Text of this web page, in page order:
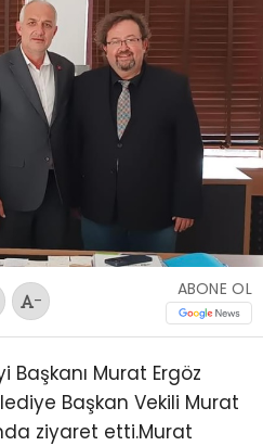
-
ABONE OL
Başkanı Murat Ergöz
Başkan Vekili Murat
ziyaret etti.Murat